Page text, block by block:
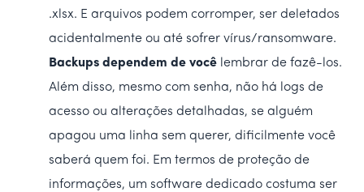
.xlsx. E arquivos podem corromper, ser deletados
acidentalmente ou até sofrer vírus/ransomware.
Backups dependem de você lembrar de fazê-los.
Além disso, mesmo com senha, não há logs de
acesso ou alterações detalhadas, se alguém
apagou uma linha sem querer, dificilmente você
saberá quem foi. Em termos de proteção de
informações, um software dedicado costuma ser